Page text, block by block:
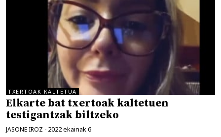
TXERTOAK KALTETUA
Elkarte bat txertoak kaltetuen
testigantzak biltzeko
JASONE IROZ - 2022 ekainak 6